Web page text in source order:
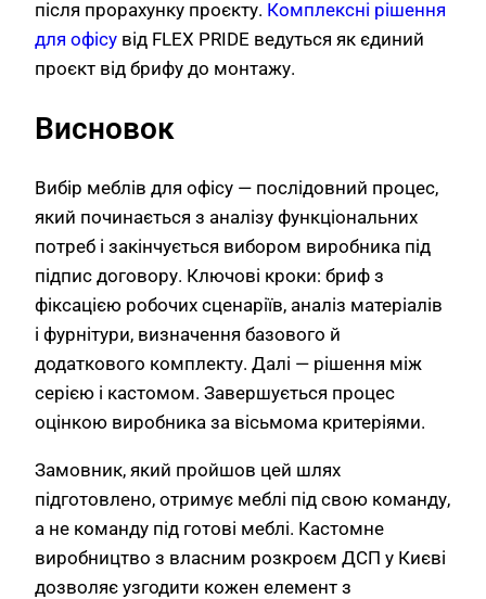
після прорахунку проєкту. Комплексні рішення
для офісу від FLEX PRIDE ведуться як єдиний
проєкт від брифу до монтажу.
Висновок
Вибір меблів для офісу — послідовний процес,
який починається з аналізу функціональних
потреб і закінчується вибором виробника під
підпис договору. Ключові кроки: бриф з
фіксацією робочих сценаріїв, аналіз матеріалів
і фурнітури, визначення базового й
додаткового комплекту. Далі — рішення між
серією і кастомом. Завершується процес
оцінкою виробника за вісьмома критеріями.
Замовник, який пройшов цей шлях
підготовлено, отримує меблі під свою команду,
а не команду під готові меблі. Кастомне
виробництво з власним розкроєм ДСП у Києві
дозволяє узгодити кожен елемент з